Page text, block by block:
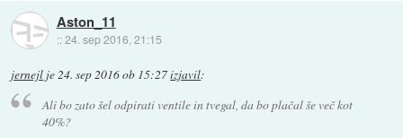
Aston_11
::24. sep 2016, 21:15
jernejl je24. sep 2016 ob 15:27izjavil:
Ali bo zato šel odpirati ventile in tvegal, da bo plačal še več kot
40%?